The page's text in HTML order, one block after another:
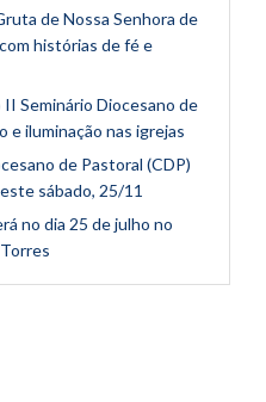
de Nossa Senhora de
histórias de fé e
Seminário Diocesano de
e iluminação nas igrejas
de Pastoral (CDP)
sábado, 25/11
no dia 25 de julho no